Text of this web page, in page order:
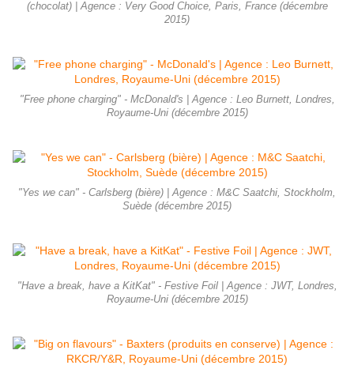
(chocolat) | Agence : Very Good Choice, Paris, France (décembre
2015)
"Free phone charging" - McDonald's | Agence : Leo Burnett, Londres,
Royaume-Uni (décembre 2015)
"Yes we can" - Carlsberg (bière) | Agence : M&C Saatchi, Stockholm,
Suède (décembre 2015)
"Have a break, have a KitKat" - Festive Foil | Agence : JWT, Londres,
Royaume-Uni (décembre 2015)